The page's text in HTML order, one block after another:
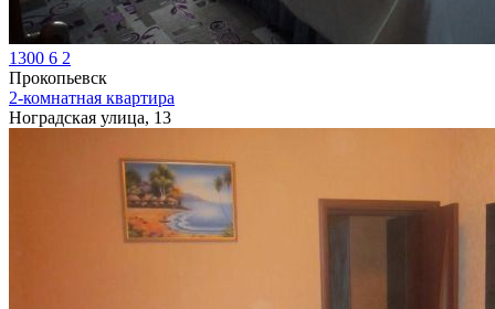
1300 6 2
Прокопьевск
2-комнатная квартира
Ноградская улица, 13